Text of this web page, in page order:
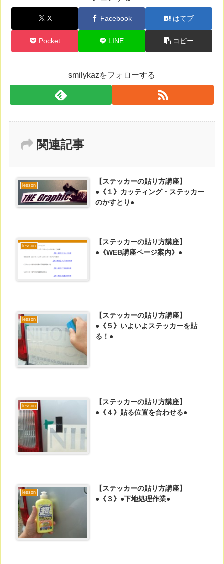
X Facebook はてブ
Pocket LINE コピー
smilykazをフォローする
関連記事
lesson
【ステッカーの貼り方講座】
●《１》カッティング・ステッカー
のかすとり●
lesson
【ステッカーの貼り方講座】
●《WEB講座ページ案内》●
lesson
【ステッカーの貼り方講座】
●《５》いよいよステッカーを貼
る！●
lesson
【ステッカーの貼り方講座】
●《４》貼る位置を合わせる●
lesson
【ステッカーの貼り方講座】
●《３》●下地処理作業●